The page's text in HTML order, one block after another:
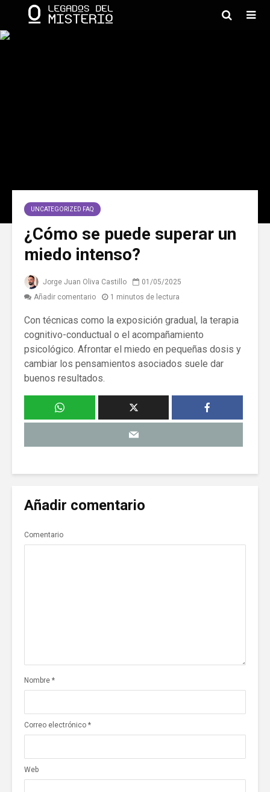
UNCATEGORIZED FAQ
¿Cómo se puede superar un
miedo intenso?
Jorge Juan Oliva Castillo
01/05/2025
Añadir comentario
1 minutos de lectura
Con técnicas como la exposición gradual, la terapia
cognitivo-conductual o el acompañamiento
psicológico. Afrontar el miedo en pequeñas dosis y
cambiar los pensamientos asociados suele dar
buenos resultados.
Añadir comentario
Comentario
Nombre *
Correo electrónico *
Web